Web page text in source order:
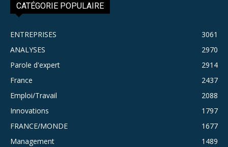
CATÉGORIE POPULAIRE
ENTREPRISES
3061
ANALYSES
2970
Parole d'expert
2914
France
2437
Emploi/Travail
2088
Innovations
1797
FRANCE/MONDE
1677
Management
1489